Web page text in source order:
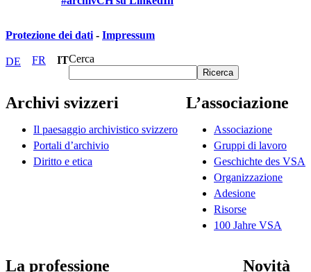
Protezione dei dati - Impressum
DE FR ITCerca
Ricerca
Archivi svizzeri
Il paesaggio archivistico svizzero
Portali d’archivio
Diritto e etica
L’associazione
Associazione
Gruppi di lavoro
Geschichte des VSA
Organizzazione
Adesione
Risorse
100 Jahre VSA
La professione Novità